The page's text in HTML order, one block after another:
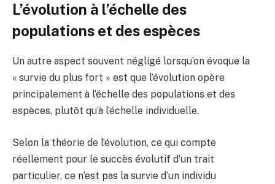
L’évolution à l’échelle des
populations et des espèces
Un autre aspect souvent négligé lorsqu’on évoque la
« survie du plus fort » est que l’évolution opère
principalement à l’échelle des populations et des
espèces, plutôt qu’à l’échelle individuelle.
Selon la théorie de l’évolution, ce qui compte
réellement pour le succès évolutif d’un trait
particulier, ce n’est pas la survie d’un individu